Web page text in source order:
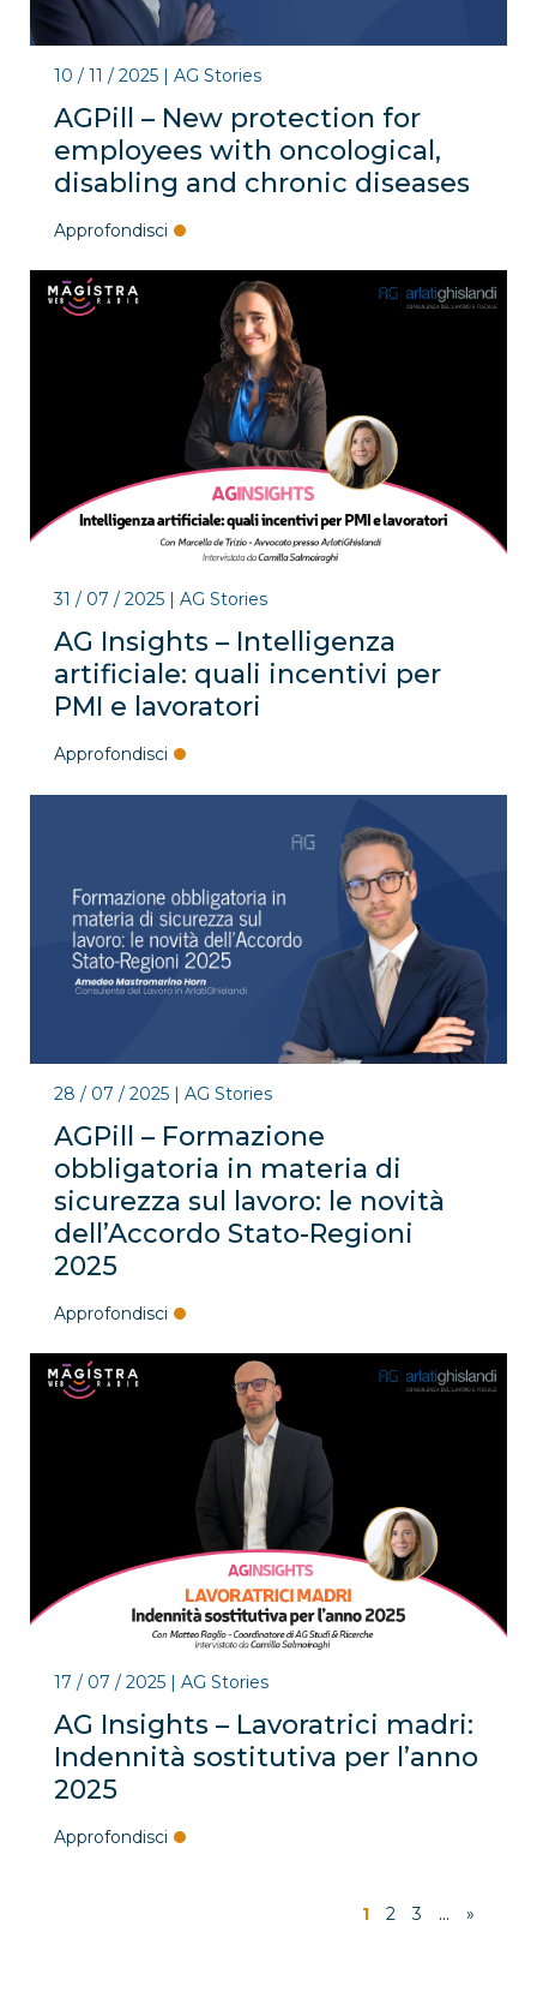
AGPill – New protection for
employees with oncological,
disabling and chronic diseases
10 / 11 / 2025| AG Stories
Approfondisci
AG Insights – Intelligenza
artificiale: quali incentivi per
PMI e lavoratori
31 / 07 / 2025| AG Stories
Approfondisci
AGPill – Formazione
obbligatoria in materia di
sicurezza sul lavoro: le novità
dell’Accordo Stato-Regioni
2025
28 / 07 / 2025| AG Stories
Approfondisci
AG Insights – Lavoratrici madri:
Indennità sostitutiva per l’anno
2025
17 / 07 / 2025| AG Stories
Approfondisci
1 2 3 ... »